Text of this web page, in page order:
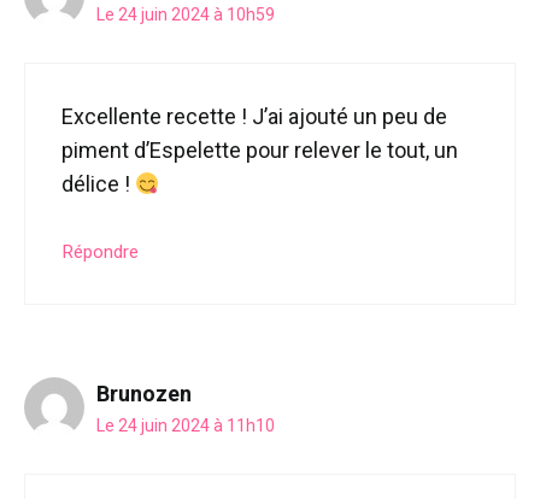
Le 24 juin 2024 à 10h59
Excellente recette ! J’ai ajouté un peu de
piment d’Espelette pour relever le tout, un
délice !
Répondre
Brunozen
Le 24 juin 2024 à 11h10